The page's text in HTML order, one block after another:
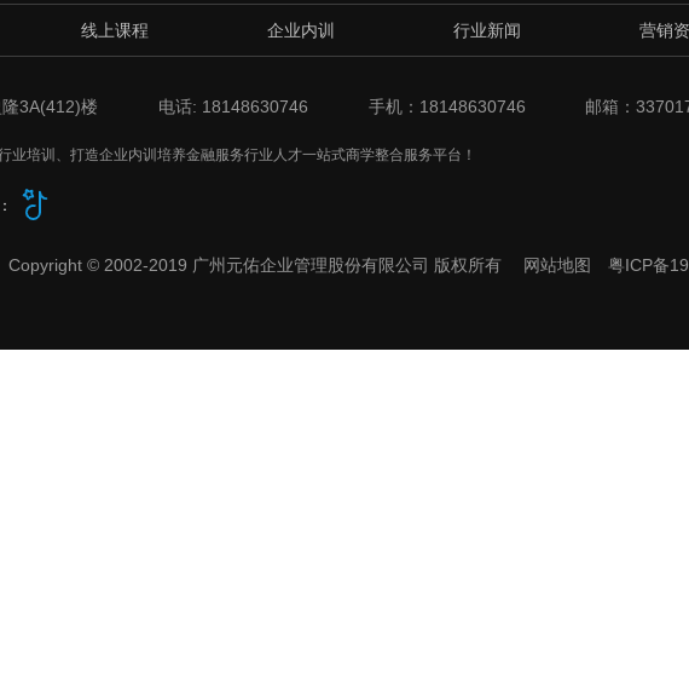
线上课程 企业内训 行业新闻 营销
3A(412)楼 电话: 18148630746 手机：18148630746 邮箱：
培训、打造企业内训培养金融服务行业人才一站式商学整合服务平台！
Copyright © 2002-2019 广州元佑企业管理股份有限公司 版权所有 网站地图 粤ICP备